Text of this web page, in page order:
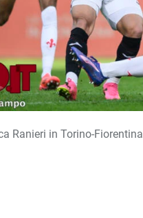
Ranieri in Torino-Fiorentina